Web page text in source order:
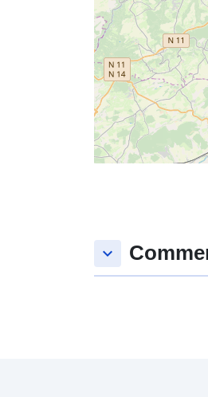
keyboard_arrow_down